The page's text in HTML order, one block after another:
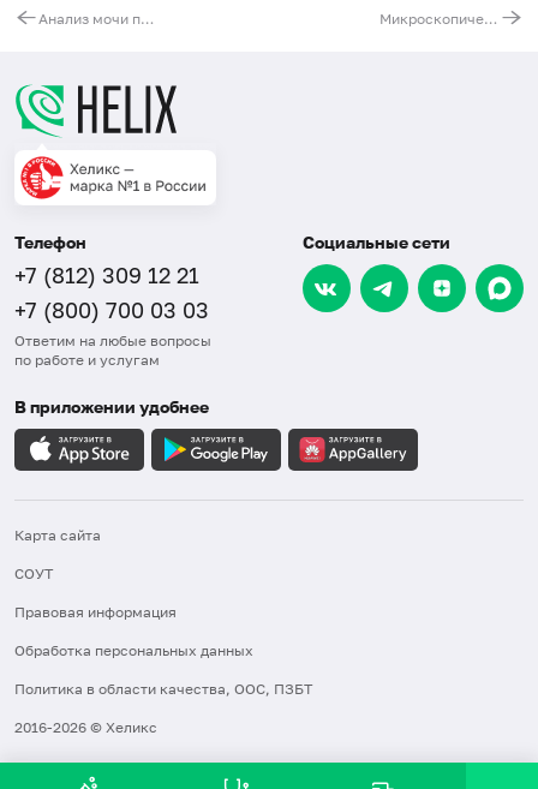
Анализ мочи по Нечипоренко Микроскопическое исследование секрета предстательной железы (микрофлора)
Телефон
+7 (812) 309 12 21
+7 (800) 700 03 03
Ответим на любые вопросы
по работе и услугам
Социальные сети
В приложении удобнее
Карта сайта
СОУТ
Правовая информация
Обработка персональных данных
Политика в области качества, ООС, ПЗБТ
2016-2026 © Хеликс